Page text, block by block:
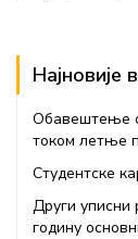
Најновије
Обавештење
током летње
Студентске
Други уписни
годину